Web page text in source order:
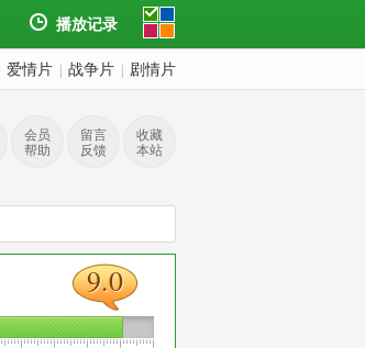
播放记录
爱情片 战争片 剧情片
会员
帮助
留言
反馈
收藏
本站
9.0
9.0